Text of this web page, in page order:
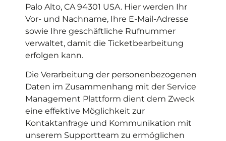
Palo Alto, CA 94301 USA. Hier werden Ihr
Vor- und Nachname, Ihre E-Mail-Adresse
sowie Ihre geschäftliche Rufnummer
verwaltet, damit die Ticketbearbeitung
erfolgen kann.
Die Verarbeitung der personenbezogenen
Daten im Zusammenhang mit der Service
Management Plattform dient dem Zweck
eine effektive Möglichkeit zur
Kontaktanfrage und Kommunikation mit
unserem Supportteam zu ermöglichen